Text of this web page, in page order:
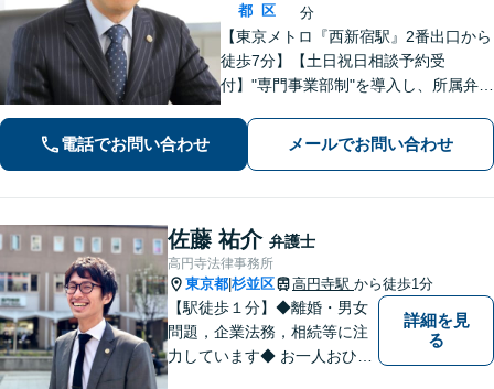
都 区
分
【東京メトロ『西新宿駅』2番出口から
徒歩7分】【土日祝日相談予約受
付】"専門事業部制"を導入し、所属弁護
ぞお気軽にご相談ください。
電話でお問い合わせ メールでお問い合わせ
佐藤 祐介 弁護士
高円寺法律事務所
東京都 杉並区 高円寺駅 から徒歩1分
【駅徒歩１分】◆離婚・男女
問題，企業法務，相続等に注
力しています◆ お一人おひと
詳細を見
る